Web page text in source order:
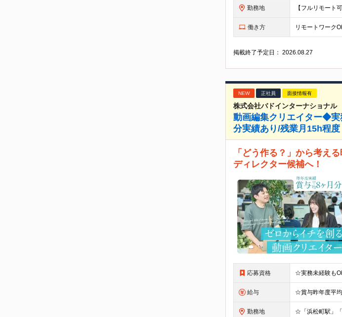
勤務地
働き方 リモートワーク
掲載終了予定日：2026.08.27
NEW 正社員 面接情報有
株式会社バドインターナショナル
動画編集クリエイター◆実
分実績あり/残業月15h程度
「どう作る？」から考え
ディレクター候補へ！
応募資格
給与
勤務地